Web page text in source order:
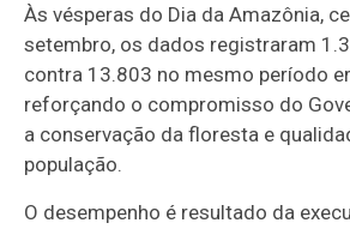
Às vésperas do Dia da Amazônia,
setembro, os dados registraram
contra 13.803 no mesmo período
reforçando o compromisso do
a conservação da floresta e
população.
O desempenho é resultado da